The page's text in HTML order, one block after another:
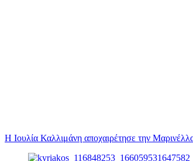
Η Ιουλία Καλλιμάνη αποχαιρέτησε την